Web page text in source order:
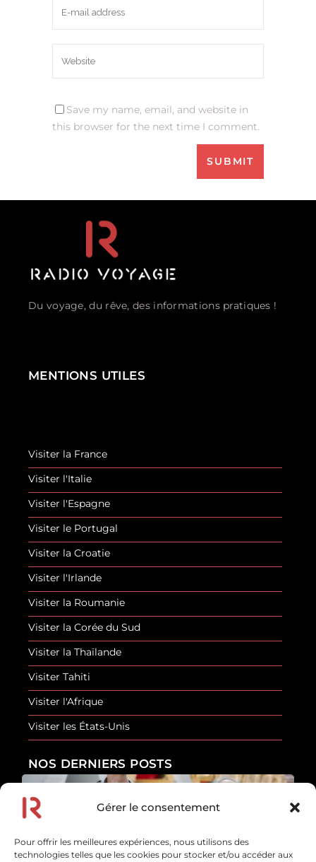
Gérer le consentement
Pour offrir les meilleures expériences, nous utilisons des
technologies telles que les cookies pour stocker et/ou accéder aux
Save my name, email, and website in
this browser for the next time I comment.
Du voyage, du rêve, des informations pratiques !
MENTIONS UTILES
Visiter la France
Visiter l'Italie
Visiter l'Espagne
Visiter le Portugal
Visiter la Croatie
Visiter l'Irlande
Visiter la Roumanie
Visiter la Corée du Sud
Visiter la Thaïlande
Visiter Tahiti
Visiter l'Afrique
Visiter les États-Unis
NOS DERNIERS POSTS
Les erreurs de sécurité que font la plupart des
touristes
En savoir plus